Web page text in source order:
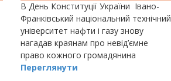
В День Конституції України Івано-
Франківський національний технічний
університет нафти і газу знову
нагадав краянам про невід’ємне
право кожного громадянина
отримати освіту.
Переглянути